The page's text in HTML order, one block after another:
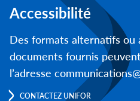
Accessibilité
Des formats alternatifs ou
documents fournis
l’adresse
CONTACTEZ UNIFOR